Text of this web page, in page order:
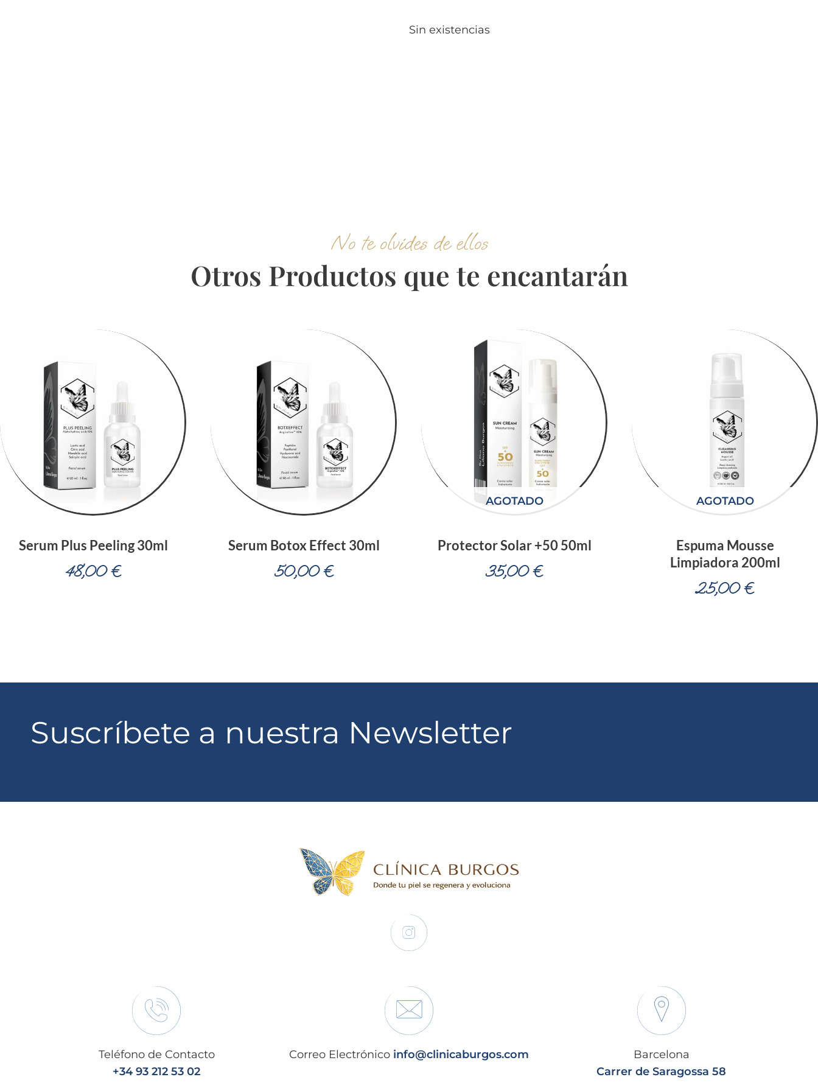
Sin existencias
No te olvides de ellos
Otros Productos que te encantarán
Serum Plus Peeling 30ml
48,00€
Serum Botox Effect 30ml
50,00€
AGOTADO
Protector Solar +50 50ml
35,00€
AGOTADO
Espuma Mousse
Limpiadora 200ml
25,00€
Suscríbete a nuestra Newsletter
Teléfono de Contacto
+34 93 212 53 02
Correo Electrónico info@clinicaburgos.com
Barcelona
Carrer de Saragossa 58